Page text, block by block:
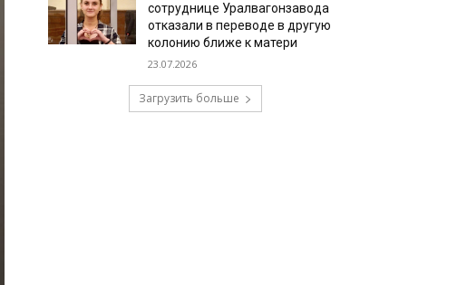
сотруднице Уралвагонзавода
отказали в переводе в другую
колонию ближе к матери
23.07.2026
Загрузить больше